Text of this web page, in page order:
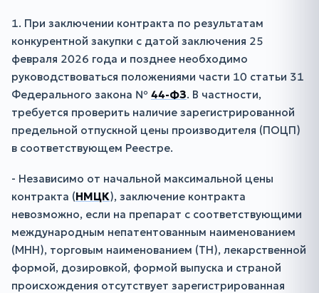
1. При заключении контракта по результатам
конкурентной закупки с датой заключения 25
февраля 2026 года и позднее необходимо
руководствоваться положениями части 10 статьи 31
Федерального закона № 44-ФЗ. В частности,
требуется проверить наличие зарегистрированной
предельной отпускной цены производителя (ПОЦП)
в соответствующем Реестре.
- Независимо от начальной максимальной цены
контракта (НМЦК), заключение контракта
невозможно, если на препарат с соответствующими
международным непатентованным наименованием
(МНН), торговым наименованием (ТН), лекарственной
формой, дозировкой, формой выпуска и страной
происхождения отсутствует зарегистрированная